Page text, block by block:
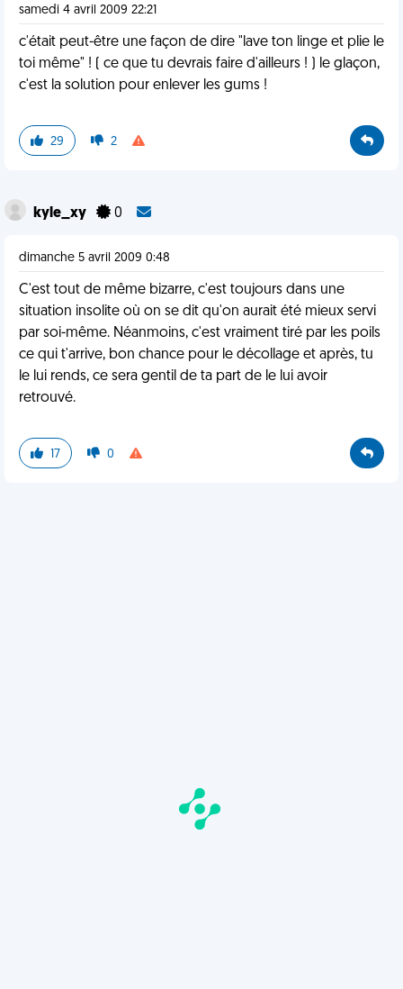
samedi 4 avril 2009 22:21
c'était peut-être une façon de dire "lave ton linge et plie le
toi même" ! ( ce que tu devrais faire d'ailleurs ! ) le glaçon,
c'est la solution pour enlever les gums !
29 2
kyle_xy 0
dimanche 5 avril 2009 0:48
C'est tout de même bizarre, c'est toujours dans une
situation insolite où on se dit qu'on aurait été mieux servi
par soi-même. Néanmoins, c'est vraiment tiré par les poils
ce qui t'arrive, bon chance pour le décollage et après, tu
le lui rends, ce sera gentil de ta part de le lui avoir
retrouvé.
17 0